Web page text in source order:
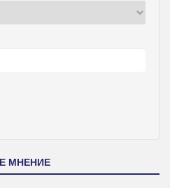
МНЕНИЕ